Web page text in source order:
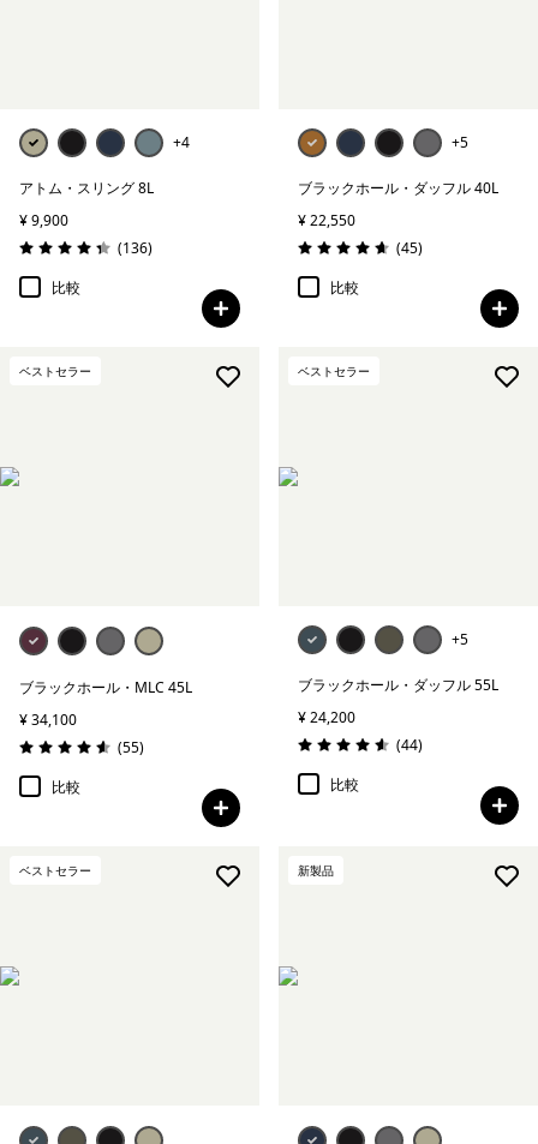
+4
アトム・スリング 8L
¥ 9,900
評価: 4.4 / 5
(136レビュー
)
比較
+5
ブラックホール・ダッフル 40L
¥ 22,550
評価: 4.7 / 5
(45レビュー
)
比較
ベストセラー
ブラックホール・MLC 45L
¥ 34,100
評価: 4.6 / 5
(55レビュー
)
比較
ベストセラー
+5
ブラックホール・ダッフル 55L
¥ 24,200
評価: 4.6 / 5
(44レビュー
)
比較
ベストセラー 新製品